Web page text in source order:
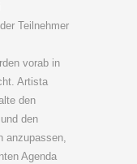
Teilnehmer
vorab in
Artista
den
den
anzupassen,
Agenda